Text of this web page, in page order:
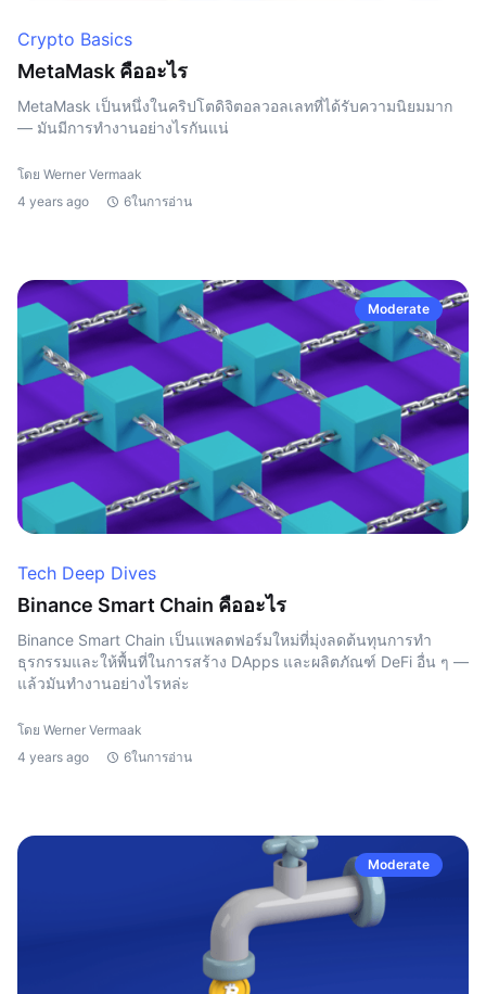
Crypto Basics
MetaMask คืออะไร
MetaMask เป็นหนึ่งในคริปโตดิจิตอลวอลเลทที่ได้รับความนิยมมาก
— มันมีการทำงานอย่างไรกันแน่
โดย Werner Vermaak
4 years ago
6ในการอ่าน
Moderate
Tech Deep Dives
Binance Smart Chain คืออะไร
Binance Smart Chain เป็นแพลตฟอร์มใหม่ที่มุ่งลดต้นทุนการทำ
ธุรกรรมและให้พื้นที่ในการสร้าง DApps และผลิตภัณฑ์ DeFi อื่น ๆ —
แล้วมันทำงานอย่างไรหล่ะ
โดย Werner Vermaak
4 years ago
6ในการอ่าน
Moderate